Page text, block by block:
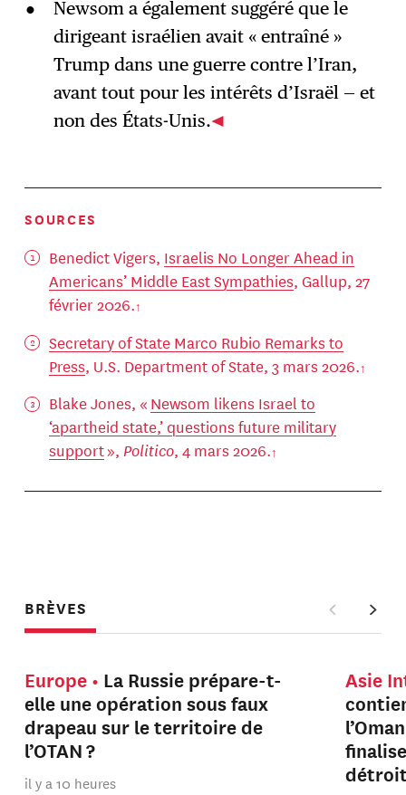
Newsom a également suggéré que le
dirigeant israélien avait « entraîné »
Trump dans une guerre contre l’Iran,
avant tout pour les intérêts d’Israël — et
non des États-Unis.
SOURCES
Benedict Vigers, Israelis No Longer Ahead in
Americans’ Middle East Sympathies, Gallup, 27
février 2026.
Secretary of State Marco Rubio Remarks to
Press, U.S. Department of State, 3 mars 2026.
Blake Jones, « Newsom likens Israel to
‘apartheid state,’ questions future military
support», Politico, 4 mars 2026.
BRÈVES
Europe
La Russie prépare-t-
elle une opération sous faux
drapeau sur le territoire de
l’OTAN ?
il y a 10 heures
Asie